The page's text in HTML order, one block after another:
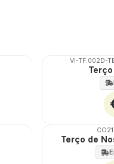
VI-TF.002D-
Terço de